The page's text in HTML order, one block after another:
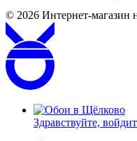
© 2026 Интернет-магазин
Здравствуйте,